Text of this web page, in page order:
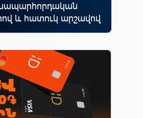
և հատուկ արշավով